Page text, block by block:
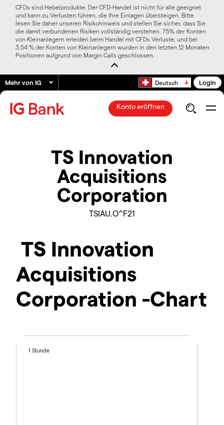
CFDs sind Hebelprodukte. Der CFD-Handel ist nicht für alle geeignet
und kann zu Verlusten führen, die Ihre Einlagen übersteigen. Bitte
lesen Sie daher unseren Risikohinweis und stellen Sie sicher, dass Sie
die damit verbundenen Risiken vollständig verstehen. 75% der Konten
von Kleinanlegern erleiden beim Handel mit CFDs Verluste, und bei
3.54 % der Konten von Kleinanlegern wurden in den letzten 12 Monaten
Positionen aufgrund von Margin Calls geschlossen.
Mehr von IG Deutsch Login
Konto eröffnen
TS Innovation
Acquisitions
Corporation
TSIAU.O^F21
TS Innovation
Acquisitions
Corporation -Chart
1 Stunde